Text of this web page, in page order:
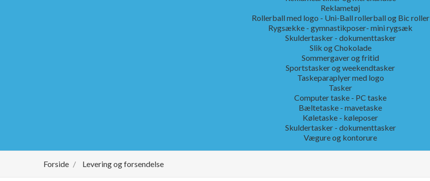
Reklametøj
Rollerball med logo - Uni-Ball rollerball og Bic roller
Rygsække - gymnastikposer- mini rygsæk
Skuldertasker - dokumenttasker
Slik og Chokolade
Sommergaver og fritid
Sportstasker og weekendtasker
Taskeparaplyer med logo
Tasker
Computer taske - PC taske
Bæltetaske - mavetaske
Køletaske - køleposer
Skuldertasker - dokumenttasker
Vægure og kontorure
Forside Levering og forsendelse